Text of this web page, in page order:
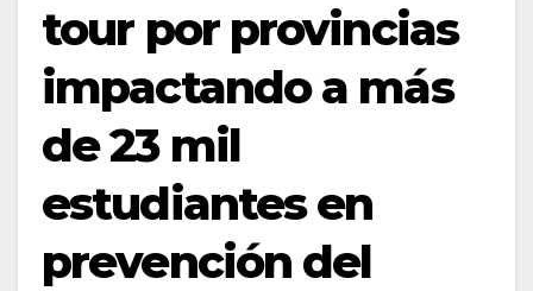
tour por provincias
impactando a más
de 23 mil
estudiantes en
prevención del